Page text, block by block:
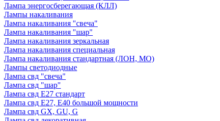
Лампа энергосберегающая (КЛЛ)
Лампы накаливания
Лампа накаливания "свеча"
Лампа накаливания "шар"
Лампа накаливания зеркальная
Лампа накаливания специальная
Лампа накаливания стандартная (ЛОН, МО)
Лампы светодиодные
Лампа свд "свеча"
Лампа свд "шар"
Лампа свд E27 стандарт
Лампа свд E27, Е40 большой мощности
Лампа свд GX, GU, G